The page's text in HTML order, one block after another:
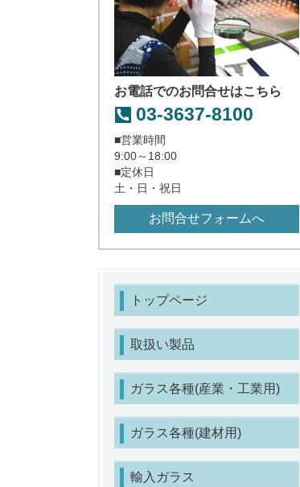
お電話でのお問合せはこちら
03-3637-8100
■営業時間
9:00～18:00
■定休日
土・日・祝日
お問合せフォームへ
トップページ
取扱い製品
ガラス各種(産業・工業用)
ガラス各種(建材用)
輸入ガラス